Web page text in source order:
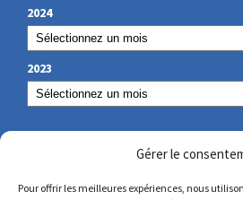
Gérer le
Pour offrir les meilleures expériences, nous
2024
2023
NOS COORDONNÉES